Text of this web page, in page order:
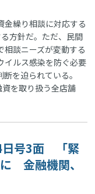
繰り相談に対応する
方針だ。ただ、民間
談ニーズが変動する
イルス感染を防ぐ必要
を迫られている。
を取り扱う全店舗
日号3面 「緊
金融機関、